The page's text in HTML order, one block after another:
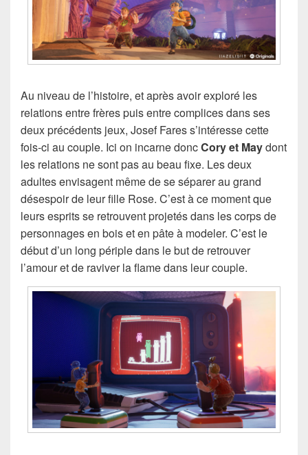
Au niveau de l’histoire, et après avoir exploré les
relations entre frères puis entre complices dans ses
deux précédents jeux, Josef Fares s’intéresse cette
fois-ci au couple. Ici on incarne doncCory et Maydont
les relations ne sont pas au beau fixe. Les deux
adultes envisagent même de se séparer au grand
désespoir de leur fille Rose. C’est à ce moment que
leurs esprits se retrouvent projetés dans les corps de
personnages en bois et en pâte à modeler. C’est le
début d’un long périple dans le but de retrouver
l’amour et de raviver la flame dans leur couple.